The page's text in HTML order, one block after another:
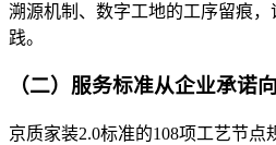
溯源机制、数字工地的工序留痕
践。
（二）服务标准从企业承诺
京质家装2.0标准的108项工艺节